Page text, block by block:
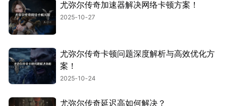
尤弥尔传奇加速器解决网络卡顿方案！
2025-10-27
尤弥尔传奇卡顿问题深度解析与高效优化方
案！
2025-10-24
尤弥尔传奇延迟高如何解决？